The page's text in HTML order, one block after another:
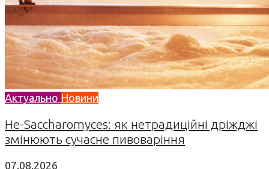
Актуально Новини
Не-Saccharomyces: як нетрадиційні дріжджі
змінюють сучасне пивоваріння
07.08.2026